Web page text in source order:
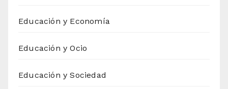
Educación y Economía
Educación y Ocio
Educación y Sociedad